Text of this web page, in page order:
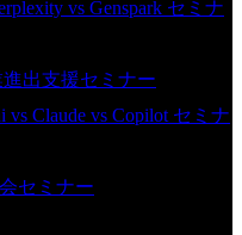
vs Genspark セミナ
出支援セミナー
Claude vs Copilot セミナ
セミナー